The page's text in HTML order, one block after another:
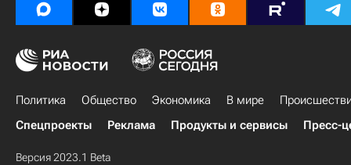
Политика Общество Экономика В мире
Спецпроекты
Реклама Продукты и сервисы Пресс-
Версия 2023.1 Beta